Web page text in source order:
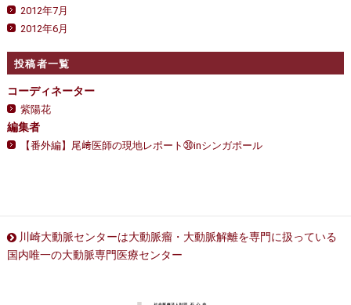
2012年7月
2012年6月
投稿者一覧
コーディネーター
紫陽花
編集者
【番外編】尾﨑医師の現地レポート㉚inシンガポール
川崎大動脈センターは大動脈瘤・大動脈解離を専門に扱っている
国内唯一の大動脈専門医療センター